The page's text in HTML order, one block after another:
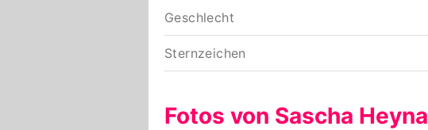
Geschlecht
Sternzeichen
Fotos von Sascha Heyna